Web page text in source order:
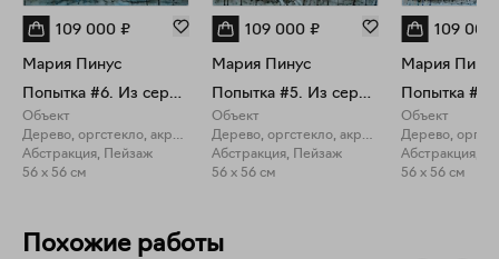
109 000 ₽
Мария Пинус
Попытка #6. Из серии Removals
Объект
Дерево, оргстекло, акрил, светодиоды
Абстракция, Пейзаж
56 x 56 см
109 000 ₽
Мария Пинус
Попытка #5. Из серии Removals
Объект
Дерево, оргстекло, акрил, светодиоды
Абстракция, Пейзаж
56 x 56 см
109 000
Мария Пинус
Объект
Абстракция,
56 x 56 см
Похожие работы